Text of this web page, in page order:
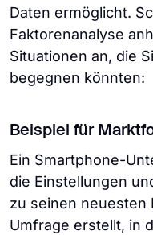
Daten ermöglicht.
Faktorenanalyse
Situationen an, die
begegnen könnten:
Beispiel für
Ein Smartphone-
die Einstellungen
zu seinen neuesten
Umfrage erstellt, in